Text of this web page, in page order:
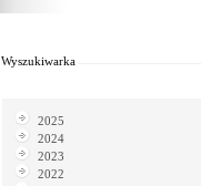
Wyszukiwarka
2025
2024
2023
2022